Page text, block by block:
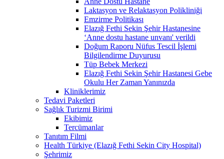
Laktasyon ve Relaktasyon Polikliniği
Emzirme Politikası
Elazığ Fethi Sekin Şehir Hastanesine
‘Anne dostu hastane unvanı' verildi
Doğum Raporu Nüfus Tescil İşlemi
Bilgilendirme Duyurusu
Tüp Bebek Merkezi
Elazığ Fethi Sekin Şehir Hastanesi Gebe
Okulu Her Zaman Yanınızda
Kliniklerimiz
Tedavi Paketleri
Sağlık Turizmi Birimi
Ekibimiz
Tercümanlar
Tanıtım Filmi
Health Türkiye (Elazığ Fethi Sekin City Hospital)
Şehrimiz